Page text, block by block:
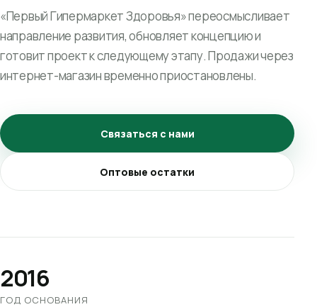
«Первый Гипермаркет Здоровья» переосмысливает
направление развития, обновляет концепцию и
готовит проект к следующему этапу. Продажи через
интернет-магазин временно приостановлены.
Связаться с нами
Оптовые остатки
2016
ГОД ОСНОВАНИЯ